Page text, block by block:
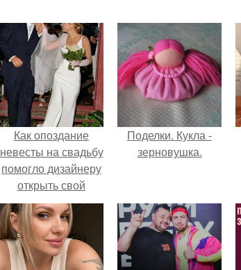
Как опоздание
невесты на свадьбу
помогло дизайнеру
открыть свой
бренд.
Поделки. Кукла -
зерновушка.